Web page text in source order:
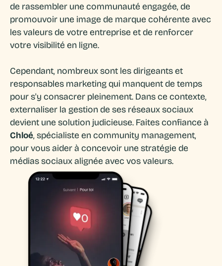
de rassembler une communauté engagée, de
promouvoir une image de marque cohérente avec
les valeurs de votre entreprise et de renforcer
votre visibilité en ligne.
Cependant, nombreux sont les dirigeants et
responsables marketing qui manquent de temps
pour s'y consacrer pleinement. Dans ce contexte,
externaliser la gestion de ses réseaux sociaux
devient une solution judicieuse. Faites confiance à
Chloé, spécialiste en community management,
pour vous aider à concevoir une stratégie de
médias sociaux alignée avec vos valeurs.